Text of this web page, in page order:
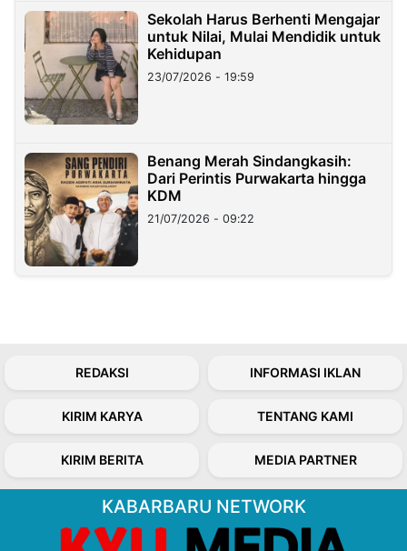
Sekolah Harus Berhenti Mengajar
untuk Nilai, Mulai Mendidik untuk
Kehidupan
23/07/2026 - 19:59
Benang Merah Sindangkasih:
Dari Perintis Purwakarta hingga
KDM
21/07/2026 - 09:22
REDAKSI INFORMASI IKLAN
KIRIM KARYA TENTANG KAMI
KIRIM BERITA MEDIA PARTNER
KABARBARU NETWORK